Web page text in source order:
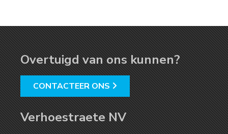
Overtuigd van ons kunnen?
CONTACTEER ONS
Verhoestraete NV